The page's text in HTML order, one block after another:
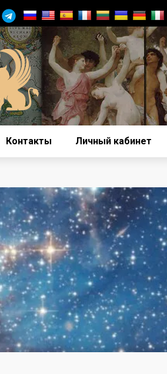
Контакты Личный кабинет